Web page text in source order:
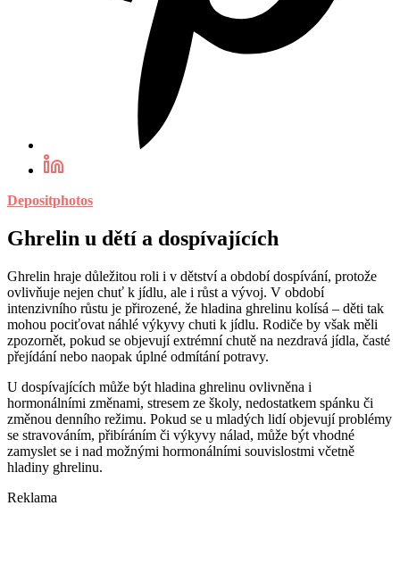
Depositphotos
Ghrelin u dětí a dospívajících
Ghrelin hraje důležitou roli i v dětství a období dospívání, protože
ovlivňuje nejen chuť k jídlu, ale i růst a vývoj. V období
intenzivního růstu je přirozené, že hladina ghrelinu kolísá – děti tak
mohou pociťovat náhlé výkyvy chuti k jídlu. Rodiče by však měli
zpozornět, pokud se objevují extrémní chutě na nezdravá jídla, časté
přejídání nebo naopak úplné odmítání potravy.
U dospívajících může být hladina ghrelinu ovlivněna i
hormonálními změnami, stresem ze školy, nedostatkem spánku či
změnou denního režimu. Pokud se u mladých lidí objevují problémy
se stravováním, přibíráním či výkyvy nálad, může být vhodné
zamyslet se i nad možnými hormonálními souvislostmi včetně
hladiny ghrelinu.
Reklama